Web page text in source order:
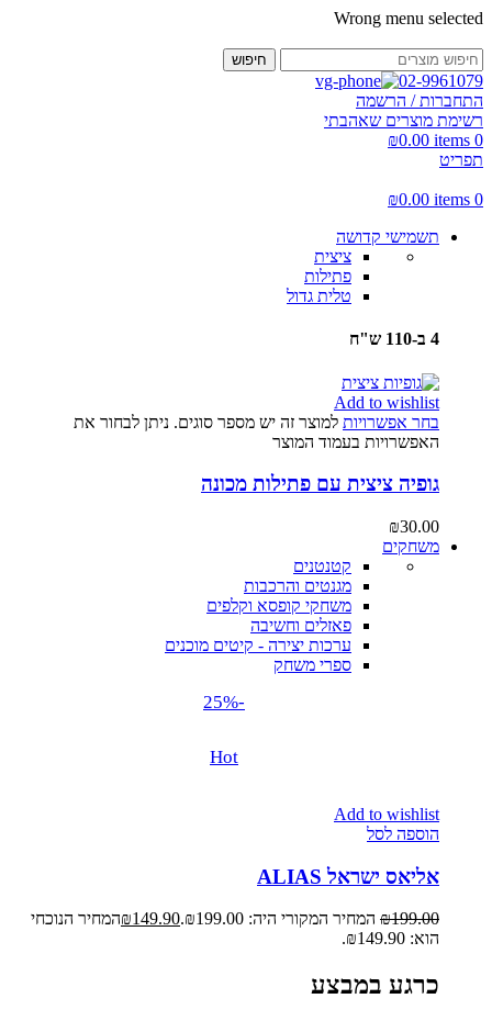
Wrong menu selected
חיפוש
02-9961079
התחברות / הרשמה
רשימת מוצרים שאהבתי
0
items
₪0.00
תפריט
0
items
₪0.00
תשמישי קדושה
ציצית
פתילות
טלית גדול
4 ב-110 ש"ח
Add to wishlist
בחר אפשרויות למוצר זה יש מספר סוגים. ניתן לבחור את
האפשרויות בעמוד המוצר
גופיה ציצית עם פתילות מכונה
₪30.00
משחקים
קטנטנים
מגנטים והרכבות
משחקי קופסא וקלפים
פאזלים וחשיבה
ערכות יצירה - קיטים מוכנים
ספרי משחק
-25%
Hot
Add to wishlist
הוספה לסל
אליאס ישראל ALIAS
₪199.00 המחיר המקורי היה: ₪199.00. ₪149.90
המחיר הנוכחי
הוא: ₪149.90.
כרגע במבצע